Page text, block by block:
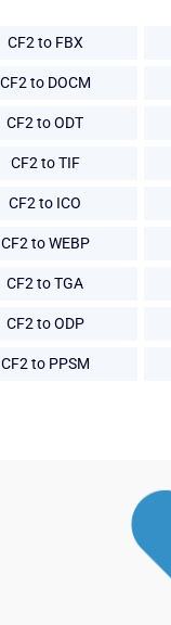
CF2 to FBX
CF2 to DOCM
CF2 to ODT
CF2 to TIF
CF2 to ICO
CF2 to WEBP
CF2 to TGA
CF2 to ODP
CF2 to PPSM